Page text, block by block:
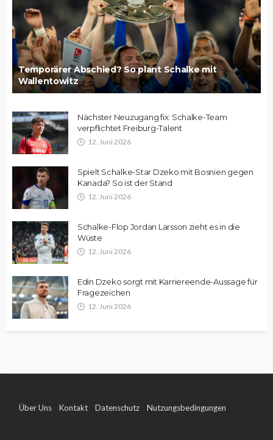
Temporärer Abschied? So plant Schalke mit
Wallentowitz
Nächster Neuzugang fix: Schalke-Team
verpflichtet Freiburg-Talent
12. Juni 2026
Spielt Schalke-Star Dzeko mit Bosnien gegen
Kanada? So ist der Stand
12. Juni 2026
Schalke-Flop Jordan Larsson zieht es in die
Wüste
12. Juni 2026
Edin Dzeko sorgt mit Karriereende-Aussage für
Fragezeichen
12. Juni 2026
Über Uns Kontakt Datenschutz Nutzungsbedingungen